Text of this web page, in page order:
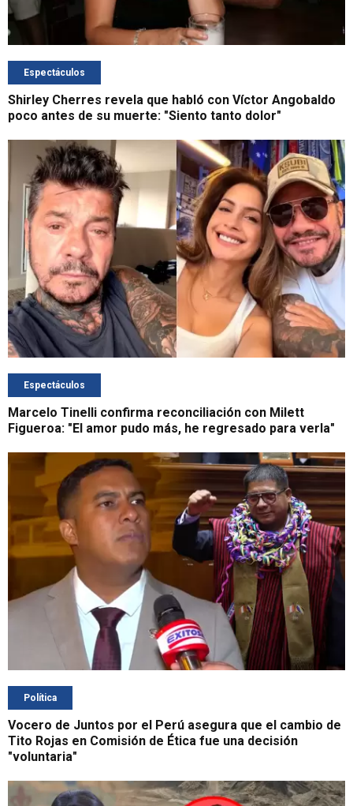
Espectáculos
Shirley Cherres revela que habló con Víctor Angobaldo
poco antes de su muerte: "Siento tanto dolor"
Espectáculos
Marcelo Tinelli confirma reconciliación con Milett
Figueroa: "El amor pudo más, he regresado para verla"
Política
Vocero de Juntos por el Perú asegura que el cambio de
Tito Rojas en Comisión de Ética fue una decisión
"voluntaria"